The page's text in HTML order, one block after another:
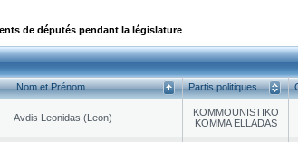
de députés pendant la législature
Nom et Prénom Partis politiques
Avdis Leonidas (Leon)
KOMMOUNISTIKO
KOMMA ELLADAS